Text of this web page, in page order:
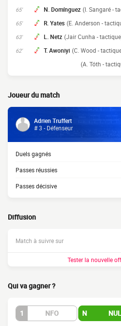
65' N. Domínguez (I. Sangaré -
65' R. Yates (E. Anderson -
63' L. Netz (Jair Cunha -
62' T. Awoniyi (C. Wood -
(A. Tóth -
Joueur du match
Adrien Truffert
# 3 - Défenseur
Duels gagnés
Passes réussies
Passes décisive
Diffusion
Match à suivre sur
Tester la nouvelle
Qui va gagner ?
1 NFO N NUL